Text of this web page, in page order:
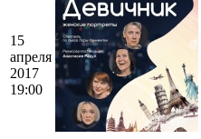
15
апреля
2017
19:00